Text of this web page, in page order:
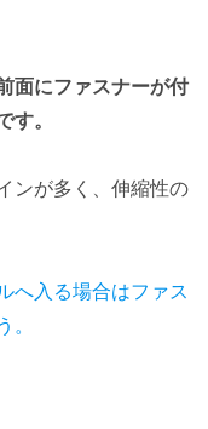
面にファスナーが付
す。
ンが多く、伸縮性の
へ入る場合はファス
。